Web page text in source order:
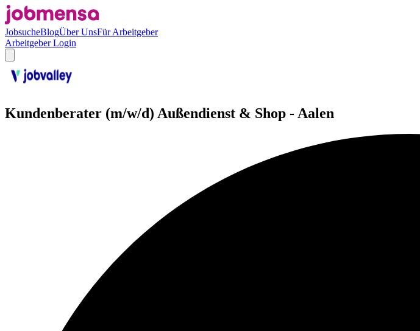
JobsucheBlogÜber UnsFür Arbeitgeber
Arbeitgeber Login
Kundenberater (m/w/d) Außendienst & Shop - Aalen